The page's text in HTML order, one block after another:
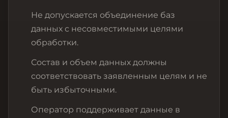
Не допускается объединение баз
данных с несовместимыми целями
обработки.
Состав и объем данных должны
соответствовать заявленным целям и не
быть избыточными.
Оператор поддерживает данные в